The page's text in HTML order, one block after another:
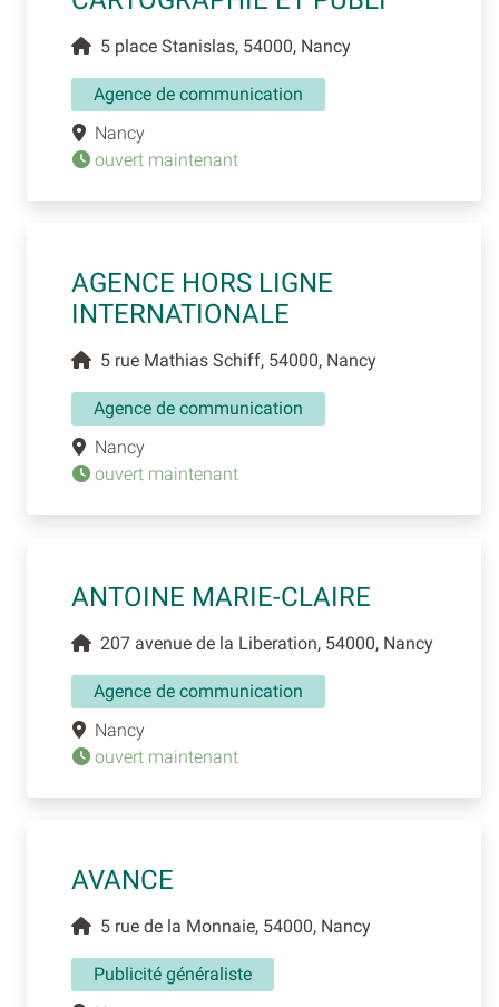
5 place Stanislas, 54000, Nancy
Agence de communication
Nancy
ouvert maintenant
AGENCE HORS LIGNE
INTERNATIONALE
5 rue Mathias Schiff, 54000, Nancy
Agence de communication
Nancy
ouvert maintenant
ANTOINE MARIE-CLAIRE
207 avenue de la Liberation, 54000, Nancy
Agence de communication
Nancy
ouvert maintenant
AVANCE
5 rue de la Monnaie, 54000, Nancy
Publicité généraliste